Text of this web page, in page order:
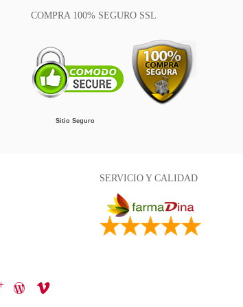
COMPRA 100% SEGURO SSL
Sitio Seguro
SERVICIO Y CALIDAD